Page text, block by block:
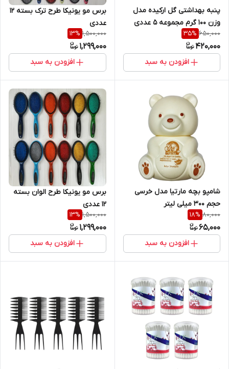
پنبه بهداشتی گل ارکیده مدل
وزن 100 گرم مجموعه 5 عددی
650,000
35%
420,000
افزودن به سبد
برس مو یونیکا طرح ترک بسته 12
عددی
1,500,000
13%
1,299,000
افزودن به سبد
شامپو بچه مارتیا مدل خرسی
حجم 300 میلی لیتر
80,000
18%
65,000
افزودن به سبد
برس مو یونیکا طرح الوان بسته
12 عددی
1,500,000
13%
1,299,000
افزودن به سبد